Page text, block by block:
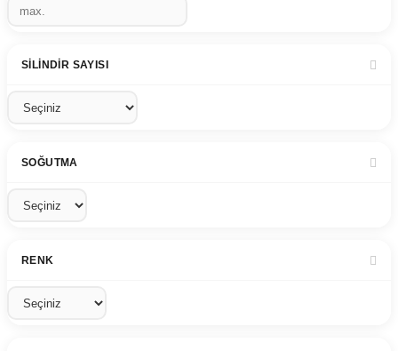
SILINDIR SAYISI
SOĞUTMA
RENK